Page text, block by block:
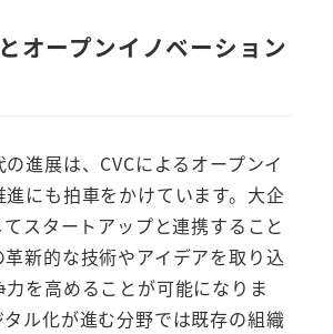
オープンイノベーション
進展は、CVCによるオープンイ
進にも拍車をかけています。大企
てスタートアップと連携すること
革新的な技術やアイデアを取り込
を高めることが可能になりま
ル化が進む分野では既存の組織